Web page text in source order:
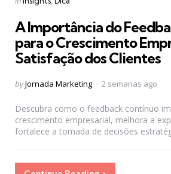
A Importância do
para o Crescimento
Satisfação dos Clientes
Posted
byJornada Marketing 2 semanas ago
Descubra como o feedback contínuo
crescimento empresarial, melhora a
fortalece a tomada de decisões